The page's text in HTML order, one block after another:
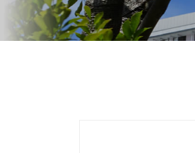
部
・